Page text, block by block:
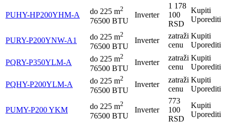
PUHY-HP200YHM-A do 225 m2
76500 BTU
Inverter
1 178
100
RSD
Kupiti
Uporediti
PURY-P200YNW-A1 do 225 m2
76500 BTU
Inverter
zatraži
cenu
Kupiti
Uporediti
PQRY-P350YLM-A do 225 m2
76500 BTU
Inverter
zatraži
cenu
Kupiti
Uporediti
PQHY-P200YLM-A do 225 m2
76500 BTU
Inverter
zatraži
cenu
Kupiti
Uporediti
PUMY-P200 YKM do 225 m2
76500 BTU
Inverter
773
100
RSD
Kupiti
Uporediti